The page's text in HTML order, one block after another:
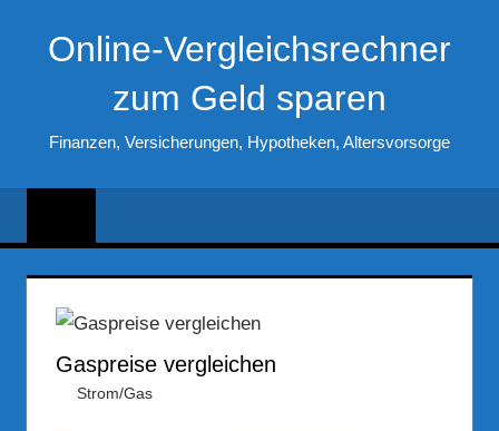
Online-Vergleichsrechner
zum Geld sparen
Finanzen, Versicherungen, Hypotheken, Altersvorsorge
Gaspreise vergleichen
23. März 2017
Hubert Woldrich
Strom/Gas